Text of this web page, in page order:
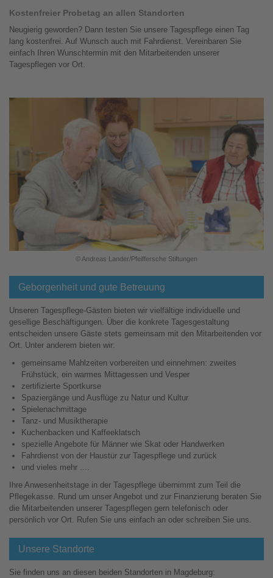
Kostenfreier Probetag an allen Standorten
Neugierig geworden? Dann testen Sie unsere Tagespflege einen Tag
lang kostenfrei. Auf Wunsch auch mit Fahrdienst. Vereinbaren Sie
einfach Ihren Wunschtermin mit den Mitarbeitenden unserer
Tagespflegen vor Ort.
© Andreas Lander/Pfeiffersche Stiftungen
Geborgenheit und gute Betreuung
Unseren Tagespflege-Gästen bieten wir vielfältige individuelle und
gesellige Beschäftigungen. Über die konkrete Tagesgestaltung
entscheiden unsere Gäste stets gemeinsam mit den Mitarbeitenden vor
Ort. Unter anderem bieten wir:
gemeinsame Mahlzeiten vorbereiten und einnehmen: zweites
Frühstück, ein warmes Mittagessen und Vesper
zertifizierte Sportkurse
Spaziergänge und Ausflüge zu Natur und Kultur
Spielenachmittage
Tanz- und Musiktherapie
Kuchenbacken und Kaffeeklatsch
spezielle Angebote für Männer wie Skat oder Handwerken
Fahrdienst von der Haustür zur Tagespflege und zurück
und vieles mehr ....
Ihre Anwesenheitstage in der Tagespflege übernimmt zum Teil die
Pflegekasse. Rund um unser Angebot und zur Finanzierung beraten Sie
die Mitarbeitenden unserer Tagespflegen gern telefonisch oder
persönlich vor Ort. Rufen Sie uns einfach an oder schreiben Sie uns.
Unsere Standorte
Sie finden uns an diesen beiden Standorten in Magdeburg: